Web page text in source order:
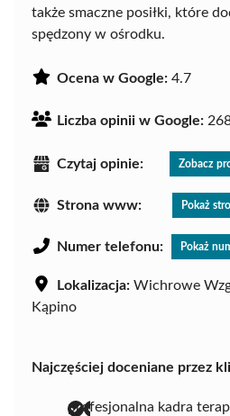
także smaczne posiłki, które
spędzony w ośrodku.
Ocena w Google: 4.7
Liczba opinii w Google:
Czytaj opinie: Zobacz
Strona www: Pokaż
Numer telefonu: Pokaż
Lokalizacja: Wichrowe
Kąpino
Najczęściej doceniane przez
profesjonalna kadra